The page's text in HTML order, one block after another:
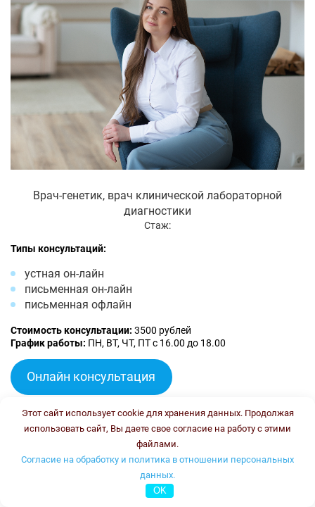
Врач-генетик, врач клинической лабораторной
диагностики
Стаж:
Типы консультаций:
устная он-лайн
письменная он-лайн
письменная офлайн
Стоимость консультации: 3500 рублей
График работы: ПН, ВТ, ЧТ, ПТ с 16.00 до 18.00
Онлайн консультация
Тлупова Эльвира Хасановна
Этот сайт использует cookie для хранения данных. Продолжая
использовать сайт, Вы даете свое согласие на работу с этими
файлами.
Согласие на обработку и политика в отношении персональных
данных.
OK